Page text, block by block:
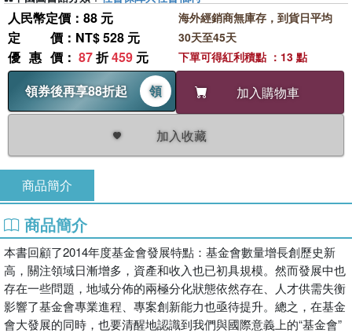
人民幣定價：88 元
定價 ：NT$ 528 元
優惠價 ： 87折459 元
領券後再享88折起
領 加入購物車
加入收藏
海外經銷商無庫存，到貨日平均
30天至45天
下單可得紅利積點 ：13 點
商品簡介
商品簡介
本書回顧了2014年度基金會發展特點：基金會數量增長創歷史新
高，關注領域日漸增多，資產和收入也已初具規模。然而發展中也
存在一些問題，地域分佈的兩極分化狀態依然存在、人才供需失衡
影響了基金會專業進程、專案創新能力也亟待提升。總之，在基金
會大發展的同時，也要清醒地認識到我們與國際意義上的“基金會”